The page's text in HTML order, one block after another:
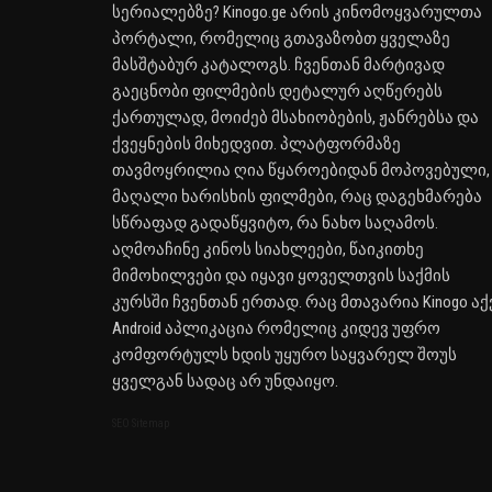
სერიალებზე? Kinogo.ge არის კინომოყვარულთა
პორტალი, რომელიც გთავაზობთ ყველაზე
მასშტაბურ კატალოგს. ჩვენთან მარტივად
გაეცნობი ფილმების დეტალურ აღწერებს
ქართულად, მოიძებ მსახიობების, ჟანრებსა და
ქვეყნების მიხედვით. პლატფორმაზე
თავმოყრილია ღია წყაროებიდან მოპოვებული,
მაღალი ხარისხის ფილმები, რაც დაგეხმარება
სწრაფად გადაწყვიტო, რა ნახო საღამოს.
აღმოაჩინე კინოს სიახლეები, წაიკითხე
მიმოხილვები და იყავი ყოველთვის საქმის
კურსში ჩვენთან ერთად. რაც მთავარია Kinogo
Android აპლიკაცია რომელიც კიდევ უფრო
კომფორტულს ხდის უყურო საყვარელ შოუს
ყველგან სადაც არ უნდაიყო.